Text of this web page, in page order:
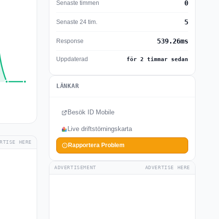
HERE
Senaste timmen 0
Senaste 24 tim. 5
Response 539.26ms
Uppdaterad för 2 timmar sedan
LÄNKAR
Besök ID Mobile
Live driftstörningskarta
Rapportera Problem
ADVERTISEMENT ADVERTISE HERE